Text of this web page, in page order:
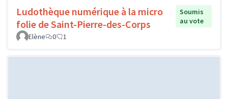
Ludothèque numérique à la micro
folie de Saint-Pierre-des-Corps
Soumis
au vote
Elène
0 1